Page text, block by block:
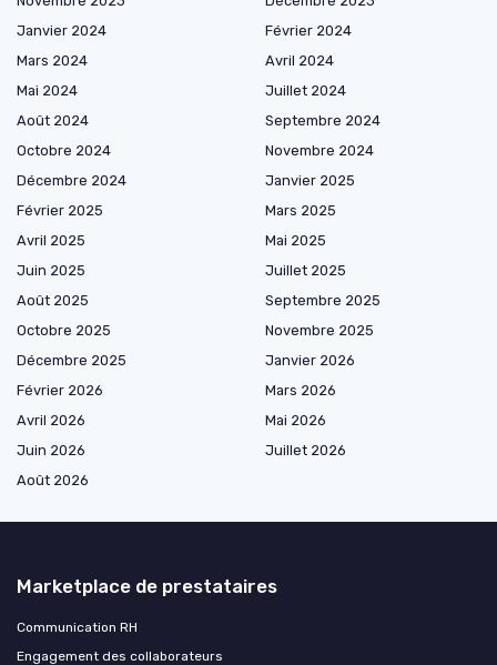
Janvier 2024
Février 2024
Mars 2024
Avril 2024
Mai 2024
Juillet 2024
Août 2024
Septembre 2024
Octobre 2024
Novembre 2024
Décembre 2024
Janvier 2025
Février 2025
Mars 2025
Avril 2025
Mai 2025
Juin 2025
Juillet 2025
Août 2025
Septembre 2025
Octobre 2025
Novembre 2025
Décembre 2025
Janvier 2026
Février 2026
Mars 2026
Avril 2026
Mai 2026
Juin 2026
Juillet 2026
Août 2026
Marketplace de prestataires
Communication RH
Engagement des collaborateurs